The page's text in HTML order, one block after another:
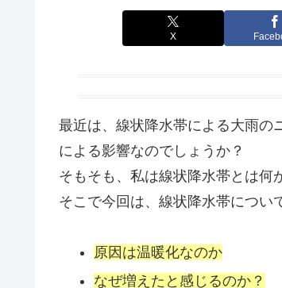
X
最近は、線状降水帯による大雨の
による影響なのでしょうか？
そもそも、私は線状降水帯とは何
そこで今回は、線状降水帯につい
原因は温暖化なのか
なぜ増えたと感じるのか？